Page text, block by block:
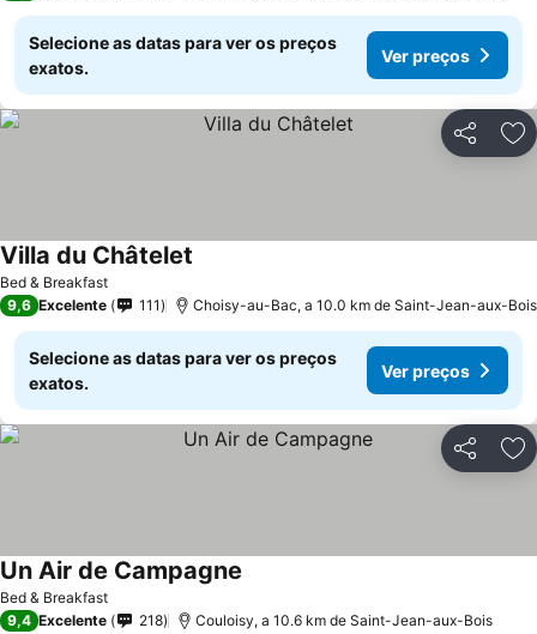
Selecione as datas para ver os preços
exatos.
Ver preços
Partilhar
Bed & Breakfast
Villa du Châtelet
9,6 Excelente 111 Choisy-au-Bac, a 10.0 km de Saint-Jean-aux-Bois
Selecione as datas para ver os preços
exatos.
Ver preços
Partilhar
Bed & Breakfast
Un Air de Campagne
9,4 Excelente 218 Couloisy, a 10.6 km de Saint-Jean-aux-Bois